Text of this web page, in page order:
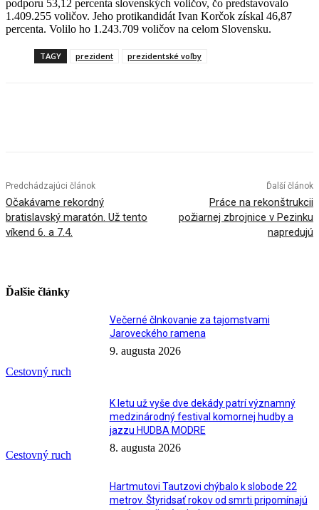
podporu 53,12 percenta slovenských voličov, čo predstavovalo
1.409.255 voličov. Jeho protikandidát Ivan Korčok získal 46,87
percenta. Volilo ho 1.243.709 voličov na celom Slovensku.
TAGY prezident prezidentské voľby
Predchádzajúci článok
Očakávame rekordný
bratislavský maratón. Už tento
víkend 6. a 7.4.
Ďalší článok
Práce na rekonštrukcii
požiarnej zbrojnice v Pezinku
napredujú
Ďalšie články
Cestovný ruch
Večerné člnkovanie za tajomstvami
Jaroveckého ramena
9. augusta 2026
Cestovný ruch
K letu už vyše dve dekády patrí významný
medzinárodný festival komornej hudby a
jazzu HUDBA MODRE
8. augusta 2026
Hartmutovi Tautzovi chýbalo k slobode 22
metrov. Štyridsať rokov od smrti pripomínajú